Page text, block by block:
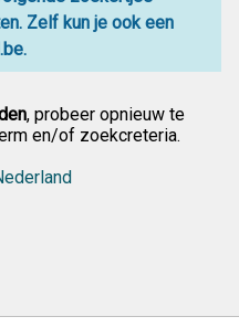
Zelf kun je ook een
, probeer opnieuw te
en/of zoekcreteria.